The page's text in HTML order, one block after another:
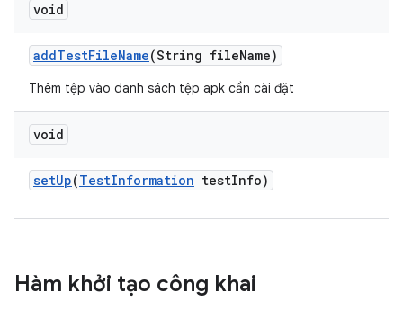
void
addTestFileName(String fileName)
Thêm tệp vào danh sách tệp apk cần cài đặt
void
setUp(TestInformation testInfo)
Hàm khởi tạo công khai